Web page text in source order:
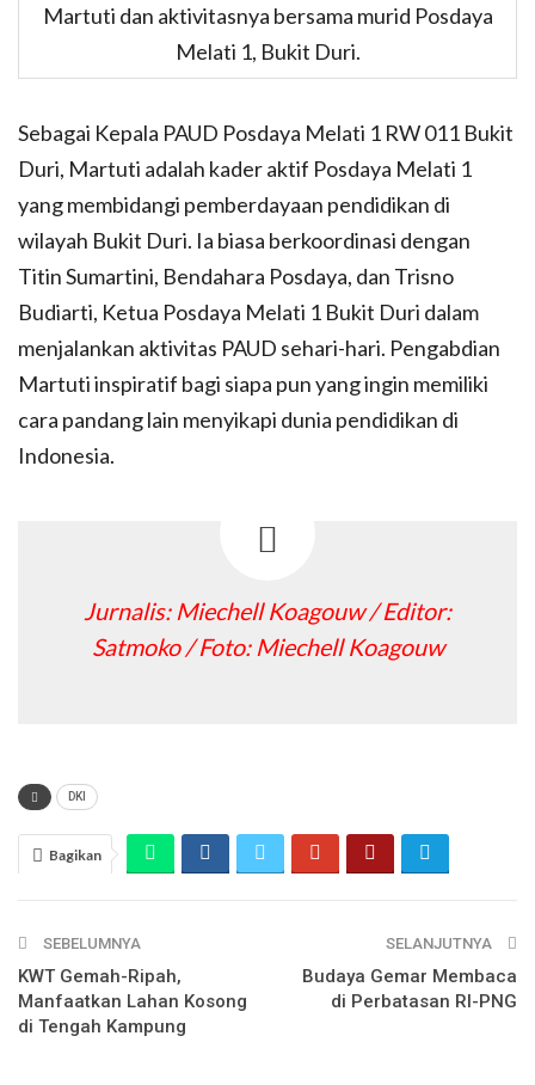
Martuti dan aktivitasnya bersama murid Posdaya
Melati 1, Bukit Duri.
Sebagai Kepala PAUD Posdaya Melati 1 RW 011 Bukit
Duri, Martuti adalah kader aktif Posdaya Melati 1
yang membidangi pemberdayaan pendidikan di
wilayah Bukit Duri. Ia biasa berkoordinasi dengan
Titin Sumartini, Bendahara Posdaya, dan Trisno
Budiarti, Ketua Posdaya Melati 1 Bukit Duri dalam
menjalankan aktivitas PAUD sehari-hari. Pengabdian
Martuti inspiratif bagi siapa pun yang ingin memiliki
cara pandang lain menyikapi dunia pendidikan di
Indonesia.
Jurnalis: Miechell Koagouw / Editor:
Satmoko / Foto: Miechell Koagouw
DKI
Bagikan
SEBELUMNYA
KWT Gemah-Ripah,
Manfaatkan Lahan Kosong
di Tengah Kampung
SELANJUTNYA
Budaya Gemar Membaca
di Perbatasan RI-PNG